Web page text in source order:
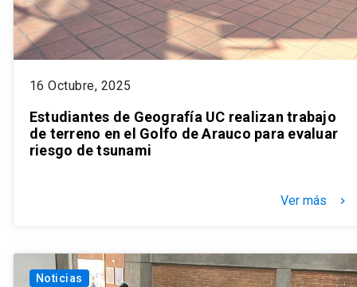
16 Octubre, 2025
Estudiantes de Geografía UC realizan trabajo
de terreno en el Golfo de Arauco para evaluar
riesgo de tsunami
Ver más keyboard_arrow_right
Noticias